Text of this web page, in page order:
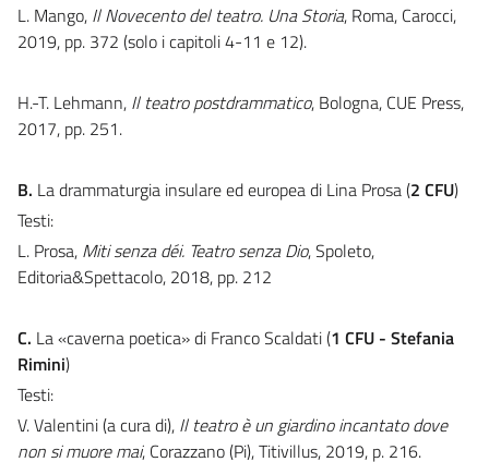
L. Mango, Il Novecento del teatro. Una Storia, Roma, Carocci,
2019, pp. 372 (solo i capitoli 4-11 e 12).
H.-T. Lehmann, Il teatro postdrammatico, Bologna, CUE Press,
2017, pp. 251.
B. La drammaturgia insulare ed europea di Lina Prosa (2 CFU)
Testi:
L. Prosa, Miti senza déi. Teatro senza Dio, Spoleto,
Editoria&Spettacolo, 2018, pp. 212
C. La «caverna poetica» di Franco Scaldati (1 CFU - Stefania
Rimini)
Testi:
V. Valentini (a cura di), Il teatro è un giardino incantato dove
non si muore mai, Corazzano (Pi), Titivillus, 2019, p. 216.